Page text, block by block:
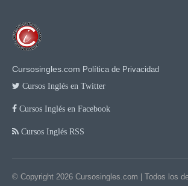
Cursosingles.com Política de Privacidad
Cursos Inglés en Twitter
Cursos Inglés en Facebook
Cursos Inglés RSS
© Copyright 2026 Cursosingles.com | Todos los